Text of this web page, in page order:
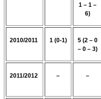
1 – 1 –
6)
2010/2011 1 (0-1)
5 (2 – 0
– 0 – 3)
2011/2012 – –